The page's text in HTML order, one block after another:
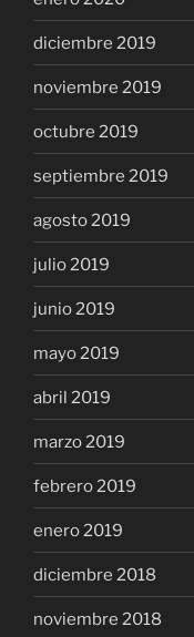
diciembre 2019
noviembre 2019
octubre 2019
septiembre 2019
agosto 2019
julio 2019
junio 2019
mayo 2019
abril 2019
marzo 2019
febrero 2019
enero 2019
diciembre 2018
noviembre 2018